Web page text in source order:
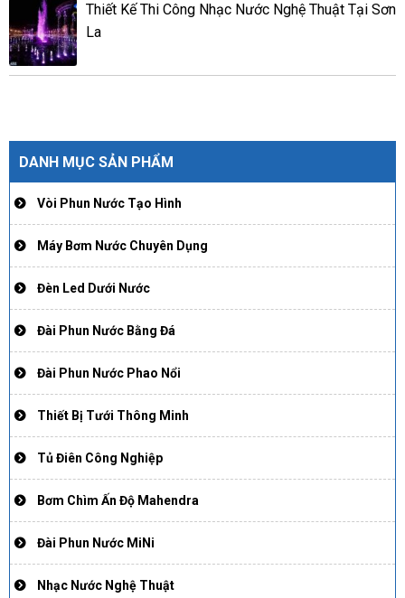
DANH MỤC SẢN PHẨM
Vòi Phun Nước Tạo Hình
Máy Bơm Nước Chuyên Dụng
Đèn Led Dưới Nước
Đài Phun Nước Bằng Đá
Đài Phun Nước Phao Nổi
Thiết Bị Tưới Thông Minh
Tủ Điên Công Nghiệp
Bơm Chìm Ấn Độ Mahendra
Đài Phun Nước MiNi
Nhạc Nước Nghệ Thuật
Thiết Kế Thi Công Nhạc Nước Nghệ Thuật Tại Sơn
La